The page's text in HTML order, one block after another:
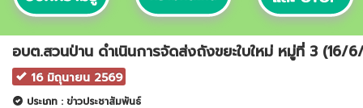
อบต.สวนป่าน ดำเนินการจัดส่งถังขยะใบใหม่ หมู่ที่ 3 (16/
16 มิถุนายน 2569
ประเภท : ข่าวประชาสัมพันธ์